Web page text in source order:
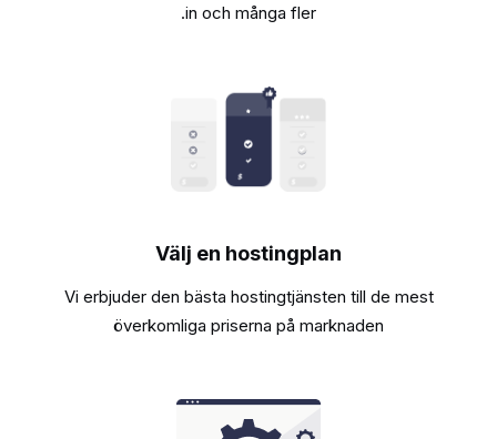
.in och många fler
Välj en hostingplan
Vi erbjuder den bästa hostingtjänsten till de mest
överkomliga priserna på marknaden